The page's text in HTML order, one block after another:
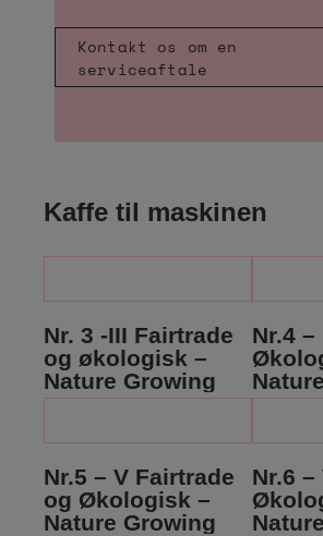
Kontakt os om en
serviceaftale
Kaffe til maskinen
Nr. 3 -III Fairtrade
og økologisk –
Nature Growing
Nr.4 –
Nr.5 – V Fairtrade
og Økologisk –
Nature Growing
Nr.6 –